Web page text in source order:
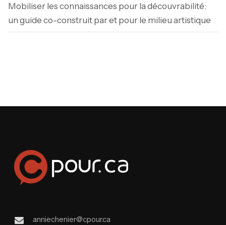
Mobiliser les connaissances pour la découvrabilité:
un guide co-construit par et pour le milieu artistique
anniechenier@cpour.ca